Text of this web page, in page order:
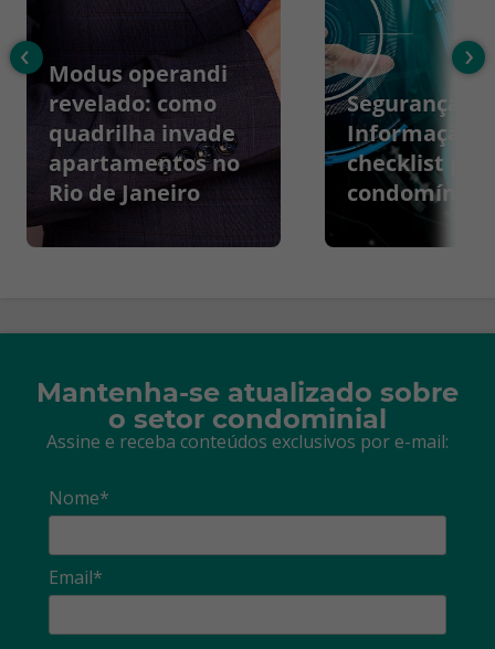
Modus operandi
revelado: como
quadrilha invade
apartamentos no
Rio de Janeiro
Segurança da
Informação:
checklist
condomínios
‹ ›
Mantenha-se atualizado sobre
o setor condominial
Assine e receba conteúdos exclusivos por e-mail:
Nome*
Email*